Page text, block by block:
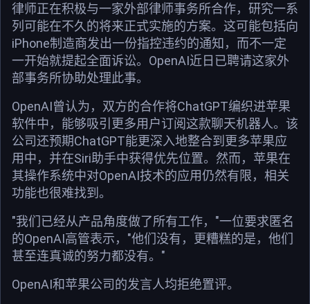
律师正在积极与一家外部律师事务所合作，研究一系
列可能在不久的将来正式实施的方案。这可能包括向
iPhone制造商发出一份指控违约的通知，而不一定
一开始就提起全面诉讼。OpenAI近日已聘请这家外
部事务所协助处理此事。
OpenAI曾认为，双方的合作将ChatGPT编织进苹果
软件中，能够吸引更多用户订阅这款聊天机器人。该
公司还预期ChatGPT能更深入地整合到更多苹果应
用中，并在Siri助手中获得优先位置。然而，苹果在
其操作系统中对OpenAI技术的应用仍然有限，相关
功能也很难找到。
"我们已经从产品角度做了所有工作，"一位要求匿名
的OpenAI高管表示，"他们没有，更糟糕的是，他们
甚至连真诚的努力都没有。"
OpenAI和苹果公司的发言人均拒绝置评。